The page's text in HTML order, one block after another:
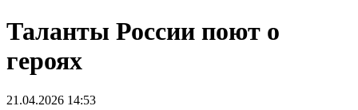
Таланты России поют о
героях
21.04.2026 14:53